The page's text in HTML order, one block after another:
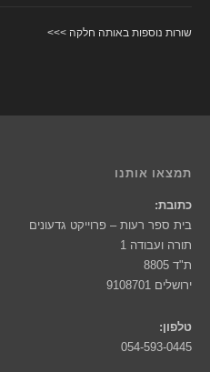
שורות נוספות באותה חלקה >>>
תמצאו אותנו
כתובת:
בית ספר רעות – פרוייקט גדעונים
תורה ועבודה 1
ת"ד 8805
ירושלים 9108701
טלפון:
054-593-0445